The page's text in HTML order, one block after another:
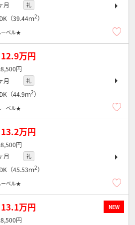
月 礼
（39.44ｍ2）
ベル★
12.9万円
8,500円
月 礼
（44.9ｍ2）
ベル★
13.2万円
8,500円
月 礼
（45.53ｍ2）
ベル★
NEW
13.1万円
8,500円